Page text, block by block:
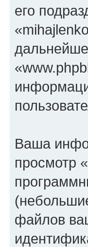
его
Ваша
просмотр
файлов